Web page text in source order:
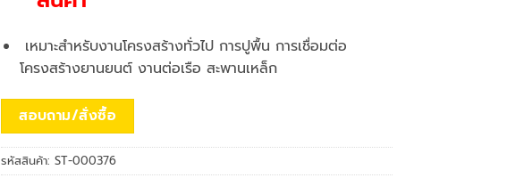
เหมาะสำหรับงานโครงสร้างทั่วไป การปูพื้น การเชื่อมต่อ
โครงสร้างยานยนต์ งานต่อเรือ สะพานเหล็ก
สอบถาม/สั่งซื้อ
รหัสสินค้า:ST-000376